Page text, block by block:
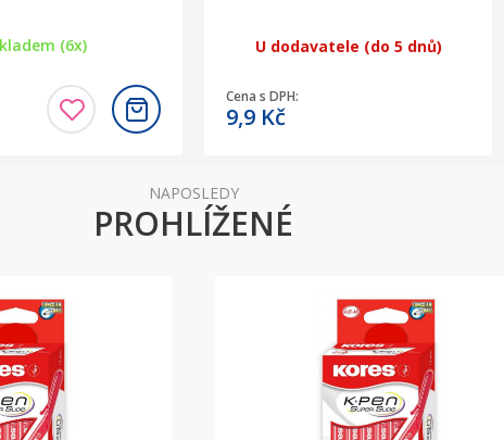
(6x) U dodavatele (do 5 dnů)
Cena s DPH:
9,9 Kč
NAPOSLEDY
PROHLÍŽENÉ